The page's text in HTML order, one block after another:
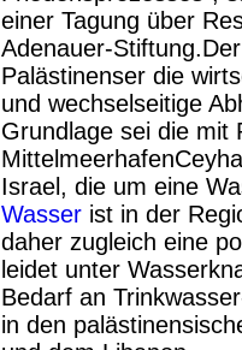
einer Tagung über
Adenauer-
Palästinenser die
und wechselseitige
Grundlage sei die mit
Israel, die um eine
Wasser ist in der
daher zugleich eine
leidet unter
Bedarf an
in den